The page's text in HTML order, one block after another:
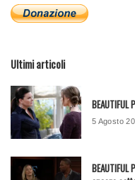
Ultimi articoli
BEAUTIFUL
5 Agosto